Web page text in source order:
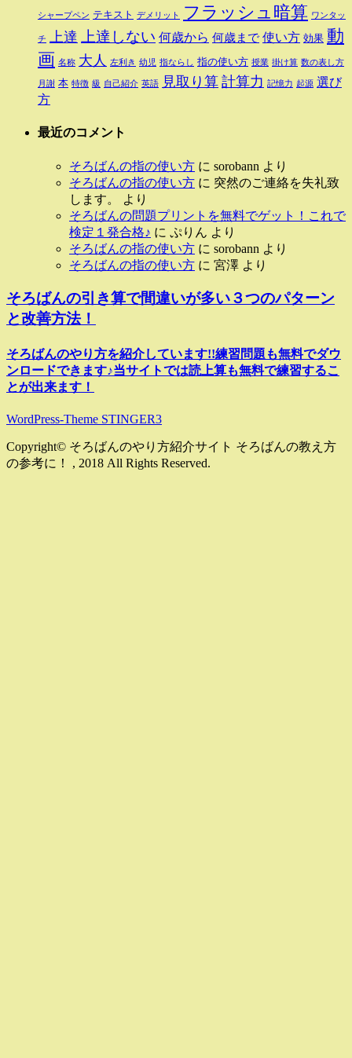
シャープペン テキスト デメリット フラッシュ暗算 ワンタッ
チ 上達 上達しない 何歳から 何歳まで 使い方 効果 動
画 名称 大人 左利き 幼児 指ならし 指の使い方 授業 掛け算 数の表し方
月謝 本 特徴 級 自己紹介 英語 見取り算 計算力 記憶力 起源 選び
方
最近のコメント
そろばんの指の使い方 に sorobann より
そろばんの指の使い方 に 突然のご連絡を失礼致
します。
より
そろばんの問題プリントを無料でゲット！これで
検定１発合格♪ に ぷりん より
そろばんの指の使い方 に sorobann より
そろばんの指の使い方 に 宮澤 より
そろばんの引き算で間違いが多い３つのパターン
と改善方法！
そろばんのやり方を紹介しています!!練習問題も無料でダウ
ンロードできます♪当サイトでは読上算も無料で練習するこ
とが出来ます！
WordPress-Theme STINGER3
Copyright© そろばんのやり方紹介サイト そろばんの教え方
の参考に！ , 2018 All Rights Reserved.